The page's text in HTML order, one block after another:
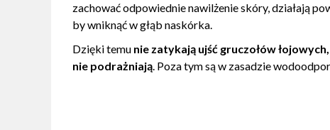
zachować odpowiednie nawilżenie skóry, działają
by wniknąć w głąb naskórka.
Dzięki temu nie zatykają ujść gruczołów
nie podrażniają. Poza tym są w zasadzie